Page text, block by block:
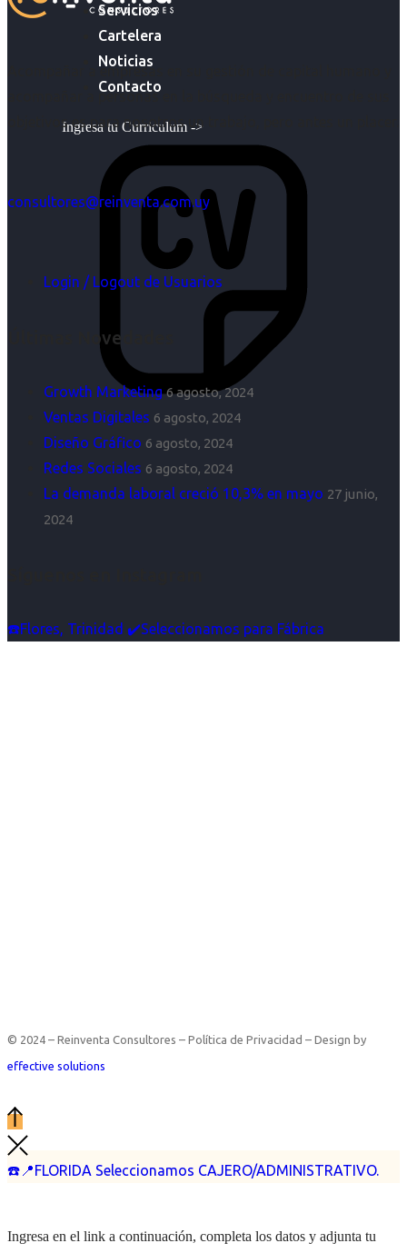
Servicios
Cartelera
Noticias
Contacto
Ingresa tu Curriculum ->
Acompañar a empresas en su gestión de capital humano y
acompañar a personas en la búsqueda y encuentro de sus
objetivos es para nosotros un trabajo, pero antes un placer.
consultores@reinventa.com.uy
Login / Logout de Usuarios
Últimas Novedades
Growth Marketing 6 agosto, 2024
Ventas Digitales 6 agosto, 2024
Diseño Gráfico 6 agosto, 2024
Redes Sociales 6 agosto, 2024
La demanda laboral creció 10,3% en mayo 27 junio,
2024
☎️Flores, Trinidad ✔️Seleccionamos para Fábrica
☎️📍FLORIDA Seleccionamos CAJERO/ADMINISTRATIVO.
© 2024 – Reinventa Consultores – Política de Privacidad – Design by
effective solutions
Ingresa en el link a continuación, completa los datos y adjunta tu